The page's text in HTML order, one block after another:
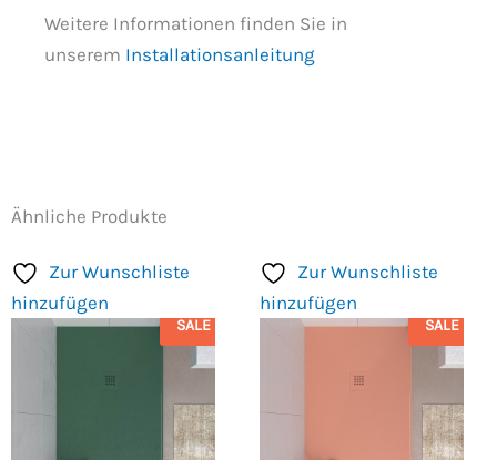
Weitere Informationen finden Sie in
unserem Installationsanleitung
Ähnliche Produkte
Zur Wunschliste
hinzufügen
SALE
Zur Wunschliste
hinzufügen
SALE